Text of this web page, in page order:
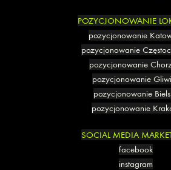
POZYCJONOWANIE
pozycjonowanie
pozycjonowanie
pozycjonowanie
pozycjonowanie
pozycjonowanie
pozycjonowanie
SOCIAL MEDIA
facebook
instagram